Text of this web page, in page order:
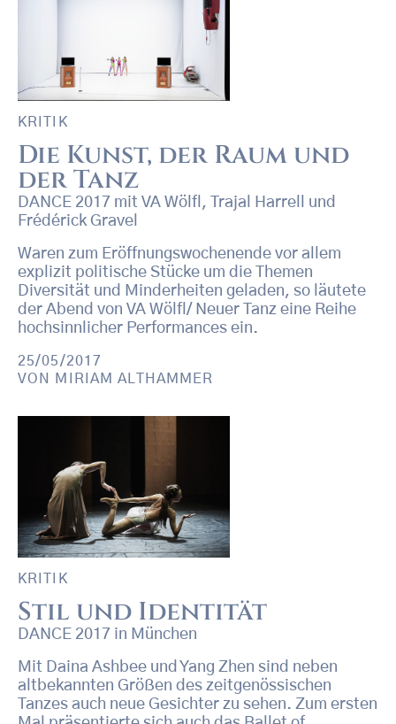
KRITIK
Die Kunst, der Raum und
der Tanz
DANCE 2017 mit VA Wölfl, Trajal Harrell und
Frédérick Gravel
Waren zum Eröffnungswochenende vor allem
explizit politische Stücke um die Themen
Diversität und Minderheiten geladen, so läutete
der Abend von VA Wölfl/ Neuer Tanz eine Reihe
hochsinnlicher Performances ein.
25/05/2017
VON
MIRIAM ALTHAMMER
KRITIK
Stil und Identität
DANCE 2017 in München
Mit Daina Ashbee und Yang Zhen sind neben
altbekannten Größen des zeitgenössischen
Tanzes auch neue Gesichter zu sehen. Zum ersten